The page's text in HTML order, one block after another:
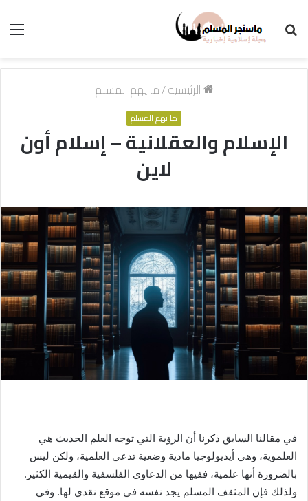
الرئيسية/ما يهم المسلم
ما يهم المسلم
الإسلام والعقلانية – إسلام أون
لاين
في مقالنا السابق ذكرنا أن الرؤية التي توجه العلم الحديث هي
العلموية، وهي أيديولوجيا مادية وضعية تدعي العلمية، ولكن ليس
بالضرورة أنها علمية، ففيها من الدعاوى الفلسفية والقيمية الكثير.
ولذلك فإن المثقف المسلم يجد نفسه في موقع نقدي لها. وفي